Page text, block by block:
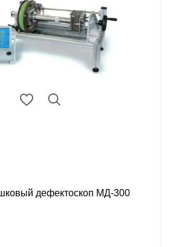
дефектоскоп МД-300